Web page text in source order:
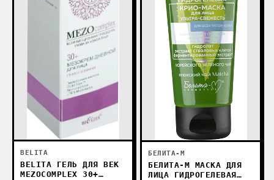
BELITA
BELITA ГЕЛЬ ДЛЯ ВЕК
MEZOСOMPLEX 30+
БЕЛИТА-М
БЕЛИТА-М МАСКА ДЛЯ
ЛИЦА ГИДРОГЕЛЕВАЯ